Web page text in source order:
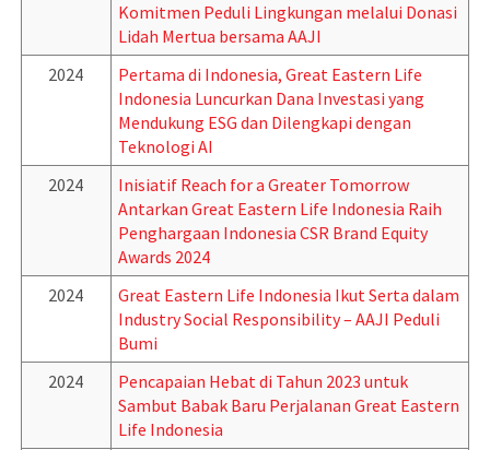
Komitmen Peduli Lingkungan melalui Donasi
Lidah Mertua bersama AAJI
2024
Pertama di Indonesia, Great Eastern Life
Indonesia Luncurkan Dana Investasi yang
Mendukung ESG dan Dilengkapi dengan
Teknologi AI
2024
Inisiatif Reach for a Greater Tomorrow
Antarkan Great Eastern Life Indonesia Raih
Penghargaan Indonesia CSR Brand Equity
Awards 2024
2024
Great Eastern Life Indonesia Ikut Serta dalam
Industry Social Responsibility – AAJI Peduli
Bumi
2024
Pencapaian Hebat di Tahun 2023 untuk
Sambut Babak Baru Perjalanan Great Eastern
Life Indonesia